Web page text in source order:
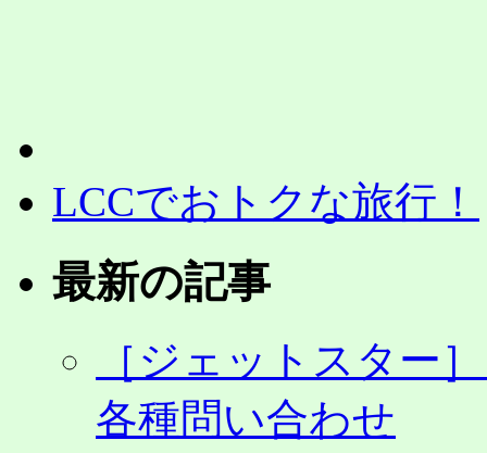
LCCでおトクな旅行！
最新の記事
［ジェットスター
各種問い合わせ